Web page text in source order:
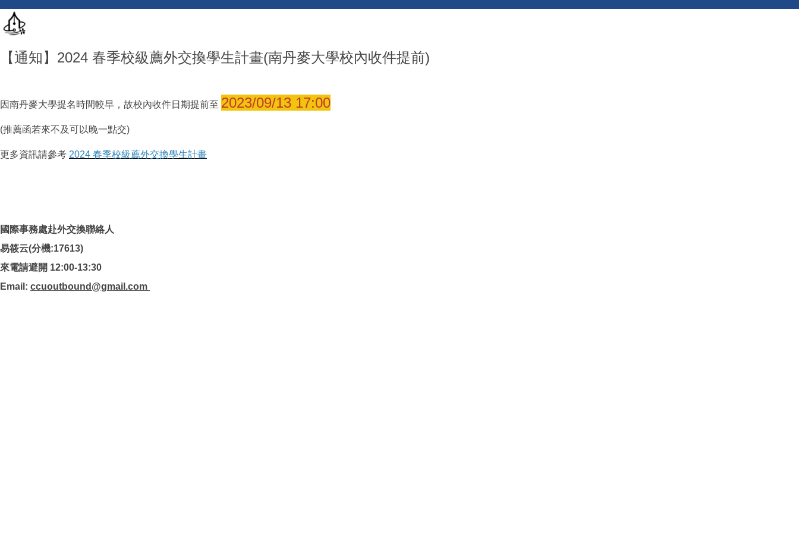
【通知】2024 春季校級薦外交換學生計畫(南丹麥大學校內收件提前)
因南丹麥大學提名時間較早，故校內收件日期提前至 2023/09/13 17:00
(推薦函若來不及可以晚一點交)
更多資訊請參考 2024 春季校級薦外交換學生計畫
國際事務處赴外交換聯絡人
易筱云(分機:17613)
來電請避開 12:00-13:30
Email: ccuoutbound@gmail.com